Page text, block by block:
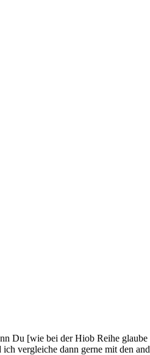
Du [wie bei der Hiob Reihe
vergleiche dann gerne mit den